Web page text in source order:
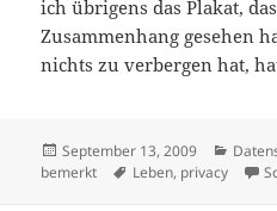
ich übrigens das Plakat,
Zusammenhang gesehen
nichts zu verbergen hat,
Veröffentlicht
am
September 13, 2009
bemerkt
Schlagwörter
Leben, privacy